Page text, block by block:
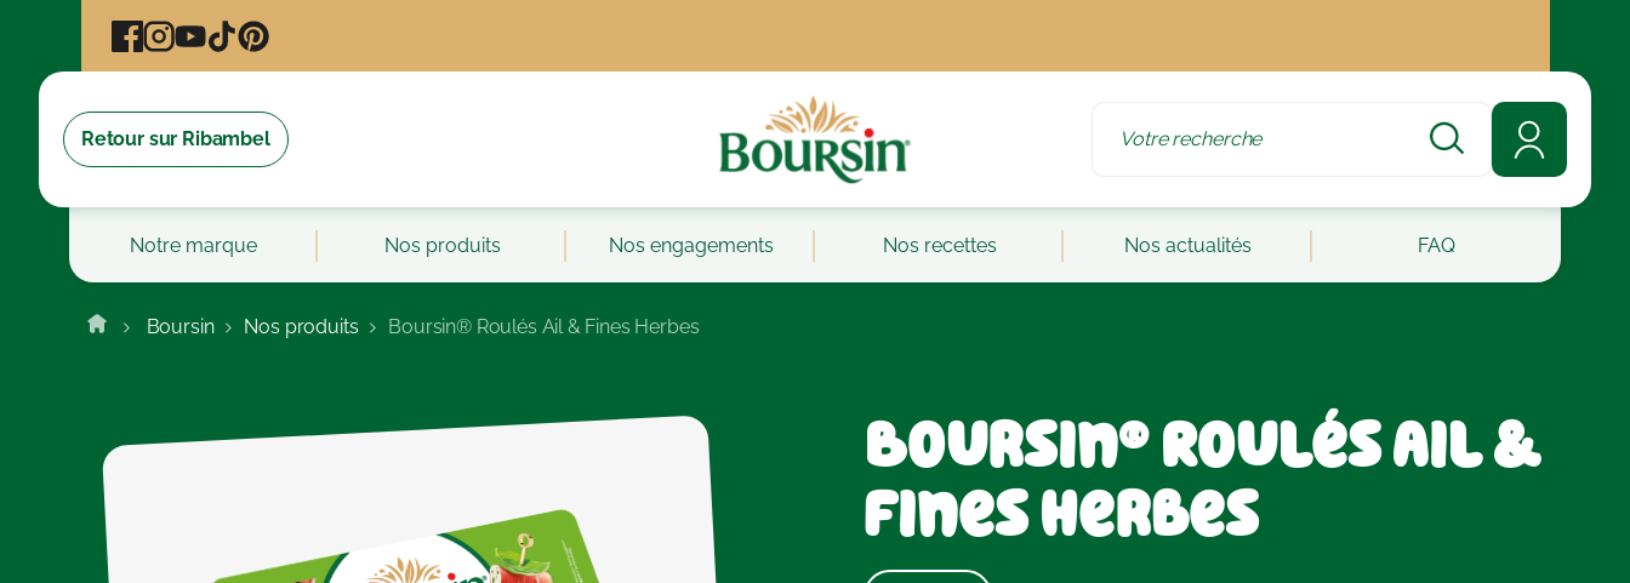
Retour sur Ribambel
Notre marque Nos produits Nos engagements Nos recettes Nos actualités FAQ
Boursin Nos produits Boursin® Roulés Ail & Fines Herbes
Boursin® Roulés Ail &
Fines Herbes